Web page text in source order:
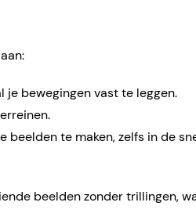
je bewegingen vast te leggen.
beelden te maken, zelfs in de
beelden zonder trillingen,